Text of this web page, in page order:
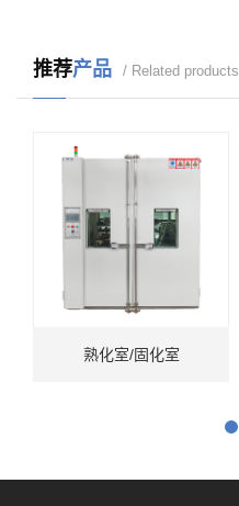
推荐产品 / Related products
熟化室/固化室